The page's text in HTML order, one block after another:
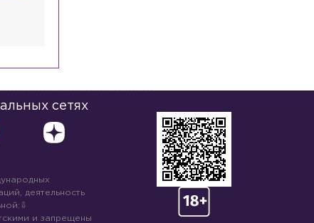
сетях
деятельность
и запрещены